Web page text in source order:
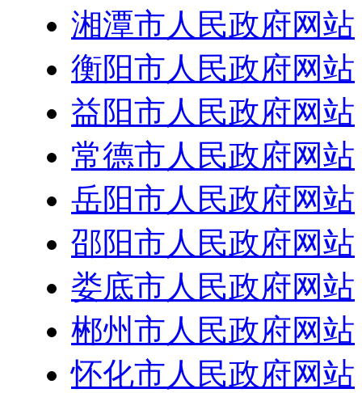
湘潭市人民政府网站
衡阳市人民政府网站
益阳市人民政府网站
常德市人民政府网站
岳阳市人民政府网站
邵阳市人民政府网站
娄底市人民政府网站
郴州市人民政府网站
怀化市人民政府网站